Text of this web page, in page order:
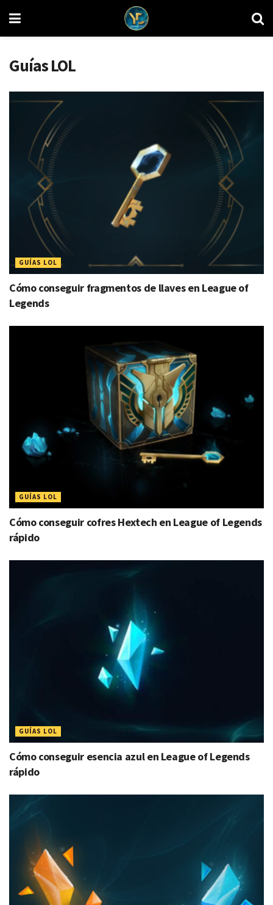
Guías LOL
GUÍAS LOL
Cómo conseguir fragmentos de llaves en League of
Legends
GUÍAS LOL
Cómo conseguir cofres Hextech en League of Legends
rápido
GUÍAS LOL
Cómo conseguir esencia azul en League of Legends
rápido